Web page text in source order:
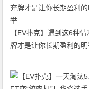
【EV扑克】遇到这6种
牌才是让你长期盈利的